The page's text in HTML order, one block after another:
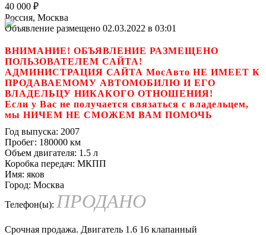
40 000 ₽
Россия, Москва
Объявление размещено 02.03.2022 в 03:01
ВНИМАНИЕ! ОБЪЯВЛЕНИЕ РАЗМЕЩЕНО
ПОЛЬЗОВАТЕЛЕМ САЙТА!
АДМИНИСТРАЦИЯ САЙТА МосАвто НЕ ИМЕЕТ К
ПРОДАВАЕМОМУ АВТОМОБИЛЮ И ЕГО
ВЛАДЕЛЬЦУ НИКАКОГО ОТНОШЕНИЯ!
Если у Вас не получается связаться с владельцем,
мы НИЧЕМ НЕ СМОЖЕМ ВАМ ПОМОЧЬ
Год выпуска: 2007
Пробег: 180000 км
Объем двигателя: 1.5 л
Коробка передач: МКПП
Имя: яков
Город: Москва
Телефон(ы): ПРОДАНО
Срочная продажа. Двигатель 1.6 16 клапанный